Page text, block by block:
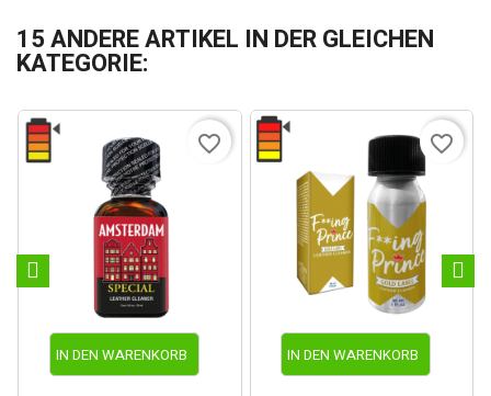
15 ANDERE ARTIKEL IN DER GLEICHEN
KATEGORIE:
IN DEN WARENKORB
favorite_border
IN DEN WARENKORB
favorite_border